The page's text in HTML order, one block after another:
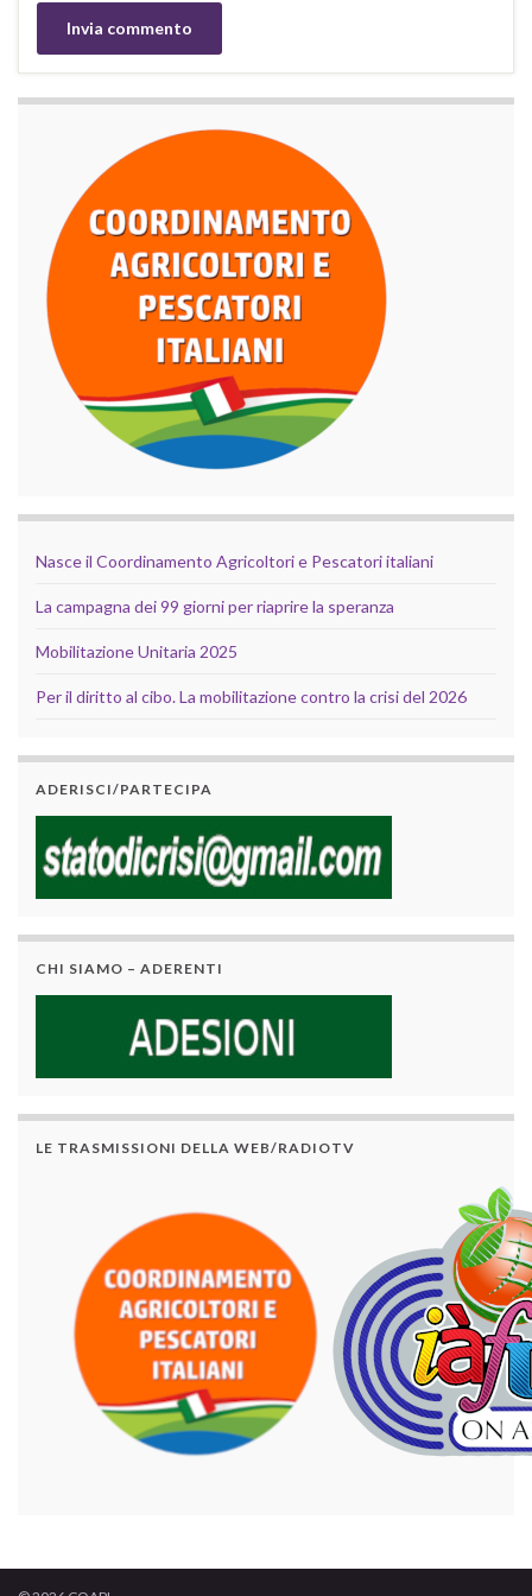
Nasce il Coordinamento Agricoltori e Pescatori italiani
La campagna dei 99 giorni per riaprire la speranza
Mobilitazione Unitaria 2025
Per il diritto al cibo. La mobilitazione contro la crisi del 2026
ADERISCI/PARTECIPA
CHI SIAMO – ADERENTI
LE TRASMISSIONI DELLA WEB/RADIOTV